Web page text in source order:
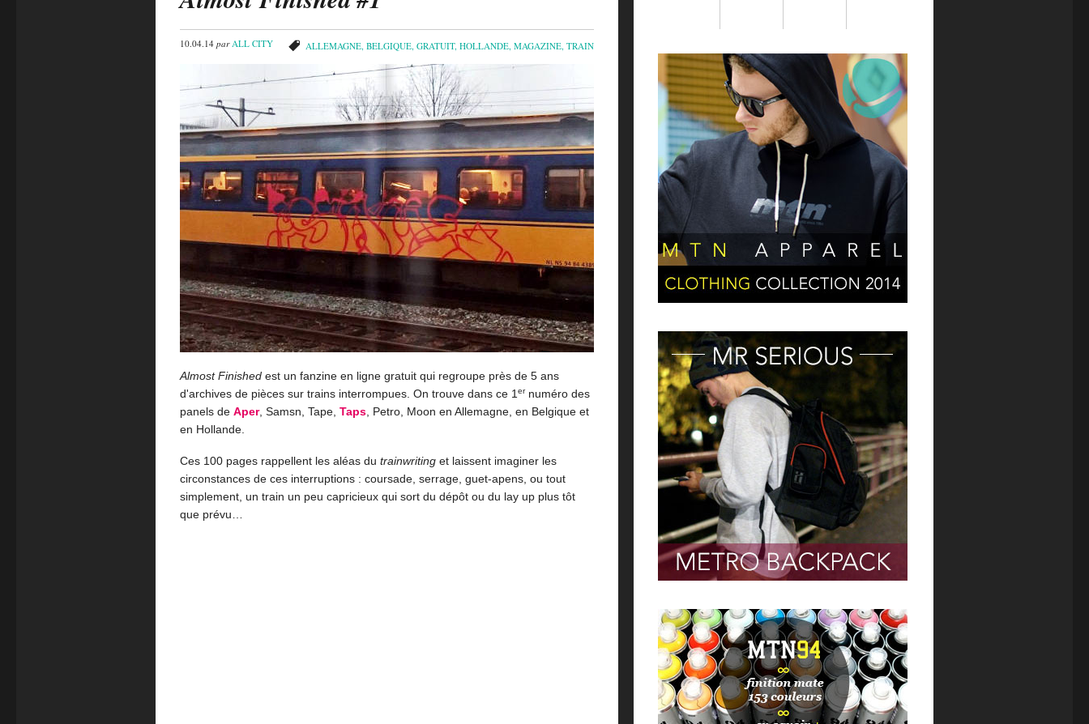
10.04.14 par ALL CITY ALLEMAGNE BELGIQUE GRATUIT, HOLLANDE MAGAZINE TRAIN
Almost Finished est un fanzine en ligne gratuit qui regroupe près de 5 ans
d'archives de pièces sur trains interrompues. On trouve dans ce 1 ernuméro des
panels de Aper, Samsn, Tape, Taps , Petro, Moon en Allemagne, en Belgique et
en Hollande.
Ces 100 pages rappellent les aléas du trainwriting et laissent imaginer les
circonstances de ces interruptions : coursade, serrage, guet-apens, ou tout
simplement, un train un peu capricieux qui sort du dépôt ou du lay up plus tôt
que prévu…